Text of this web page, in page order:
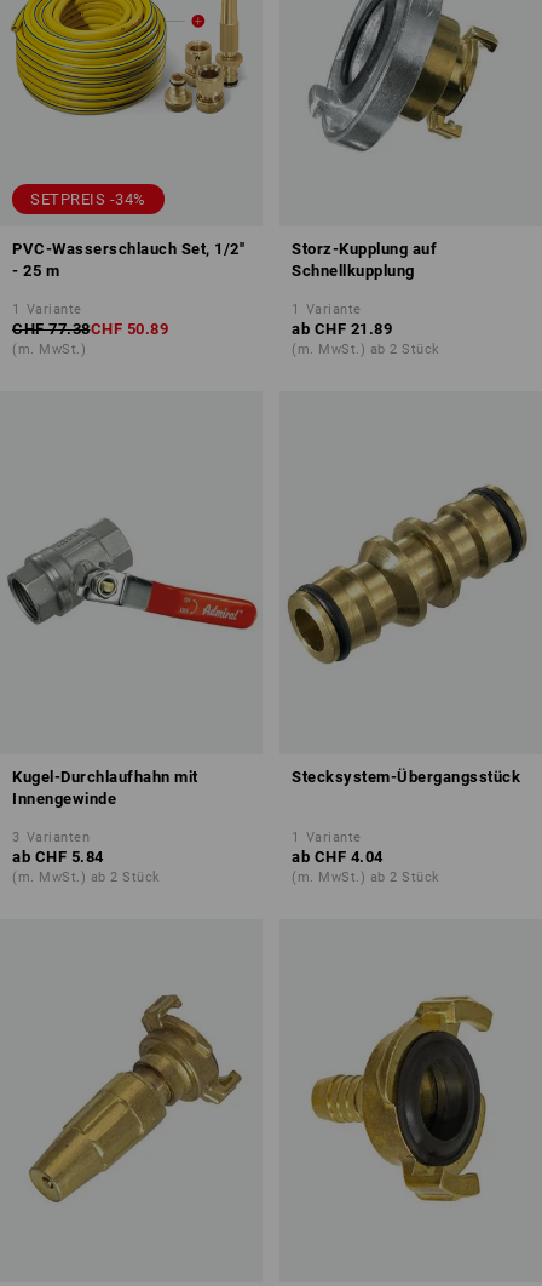
SETPREIS -34%
PVC-Wasserschlauch Set, 1/2''
- 25 m
1 Variante
CHF 77.38CHF 50.89
(m. MwSt.)
Storz-Kupplung auf
Schnellkupplung
1 Variante
ab CHF 21.89
(m. MwSt.) ab 2 Stück
Kugel-Durchlaufhahn mit
Innengewinde
3 Varianten
ab CHF 5.84
(m. MwSt.) ab 2 Stück
Stecksystem-Übergangsstück
1 Variante
ab CHF 4.04
(m. MwSt.) ab 2 Stück